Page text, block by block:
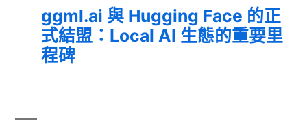
ggml.ai 與 Hugging Face 的正
式結盟：Local AI 生態的重要里
程碑